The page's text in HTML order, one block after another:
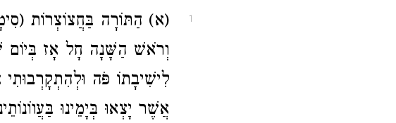
1
(א) הַתּוֹרָה בַּחֲצוֹצְרוֹת
וְרֹאשׁ הַשָּׁנָה חָל אָז בְּיוֹם
לִישִׁיבָתוֹ פֹּה
אֲשֶׁר יָצְאוּ בְּיָמֵינוּ